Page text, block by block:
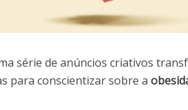
série de anúncios criativos
para conscientizar sobre a